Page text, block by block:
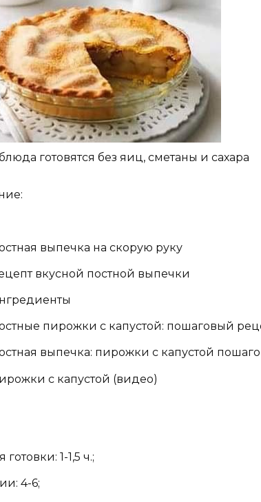
готовятся без яиц, сметаны и сахара
выпечка на скорую руку
вкусной постной выпечки
пирожки с капустой: пошаговый
выпечка: пирожки с капустой
с капустой (видео)
1-1,5 ч.;
4-6;